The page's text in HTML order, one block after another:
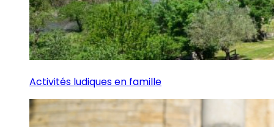
Activités ludiques en famille